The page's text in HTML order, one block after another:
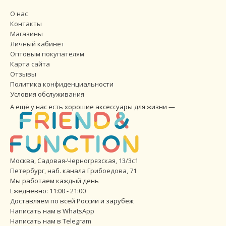
О нас
Контакты
Магазины
Личный кабинет
Оптовым покупателям
Карта сайта
Отзывы
Политика конфиденциальности
Условия обслуживания
А ещё у нас есть хорошие аксессуары для жизни —
Москва, Садовая-Черногрязская, 13/3с1
Петербург,наб. канала Грибоедова, 71
Мы работаем каждый день
Ежедневно: 11:00 - 21:00
Доставляем по всей России и зарубеж
Написать нам в WhatsApp
Написать нам в Telegram